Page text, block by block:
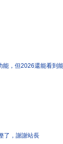
能，但2026還能看到
了，謝謝站長